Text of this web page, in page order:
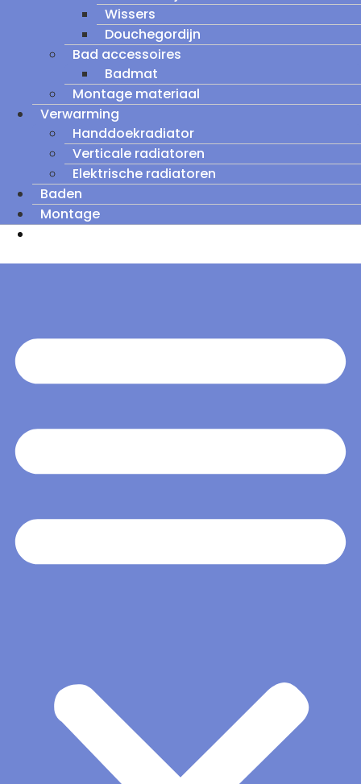
Wissers
Douchegordijn
Bad accessoires
Badmat
Montage materiaal
Verwarming
Handdoekradiator
Verticale radiatoren
Elektrische radiatoren
Baden
Montage